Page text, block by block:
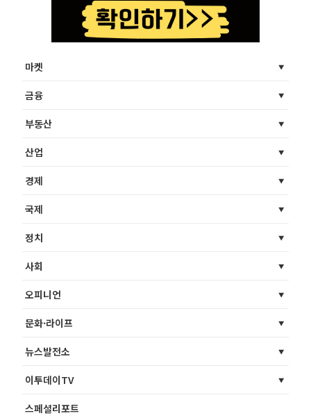
마켓
금융
부동산
산업
경제
국제
정치
사회
오피니언
문화·라이프
뉴스발전소
이투데이TV
스페셜리포트